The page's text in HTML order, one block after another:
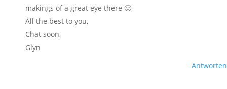
makings of a great eye there 🙂
All the best to you,
Chat soon,
Glyn
Antworten